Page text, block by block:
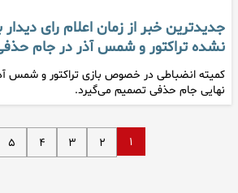
جدیدترین خبر از زمان اعلام رای دیدار
نشده تراکتور و شمس آذر در جام
کمیته انضباطی در خصوص بازی تراکتور و شمس
نهایی جام حذفی تصمیم می‌گیرد.
۱ ۲ ۳ ۴ ۵